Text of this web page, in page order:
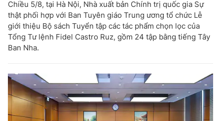
Chiều 5/8, tại Hà Nội, Nhà xuất bản Chính trị quốc gia Sự
thật phối hợp với Ban Tuyên giáo Trung ương tổ chức Lễ
giới thiệu Bộ sách Tuyển tập các tác phẩm chọn lọc của
Tổng Tư lệnh Fidel Castro Ruz, gồm 24 tập bằng tiếng Tây
Ban Nha.